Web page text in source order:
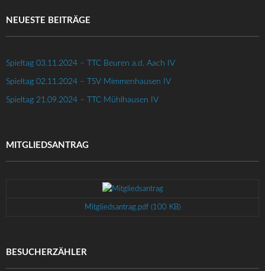
NEUESTE BEITRÄGE
Spieltag 03.11.2024 – TTC Beuren a.d. Aach IV
Spieltag 02.11.2024 – TSV Mimmenhausen IV
Spieltag 21.09.2024 – TTC Mühlhausen IV
MITGLIEDSANTRAG
Mitgliedsantrag.pdf (100 KB)
BESUCHERZÄHLER